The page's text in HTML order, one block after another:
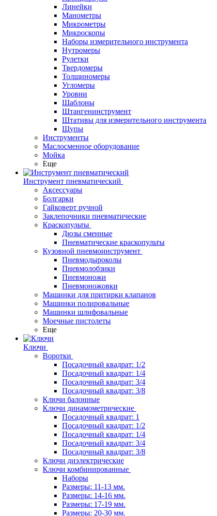
Линейки
Манометры
Микрометры
Микроскопы
Наборы измерительного инструмента
Нутромеры
Рулетки
Твердомеры
Толщиномеры
Угломеры
Уровни
Шаблоны
Штангенинструмент
Штативы для измерительного инструмента
Щупы
Инструменты
Маслосменное оборудование
Мойка
Еще
Инструмент пневматический
Аксессуары
Болгарки
Гайковерт ручной
Заклепочники пневматические
Краскопульты
Дюзы сменные
Пневматические краскопульты
Кузовной пневмоинструмент
Пневмодыроколы
Пневмолобзики
Пневмоножи
Пневмоножовки
Машинки для притирки клапанов
Машинки полировальные
Машинки шлифовальные
Моечные пистолеты
Еще
Ключи
Воротки
Посадочный квадрат: 1/2
Посадочный квадрат: 1/4
Посадочный квадрат: 3/4
Посадочный квадрат: 3/8
Ключи балонные
Ключи динамометрические
Посадочный квадрат: 1
Посадочный квадрат: 1/2
Посадочный квадрат: 1/4
Посадочный квадрат: 3/4
Посадочный квадрат: 3/8
Ключи диэлектрические
Ключи комбинированные
Наборы
Размеры: 11-13 мм.
Размеры: 14-16 мм.
Размеры: 17-19 мм.
Размеры: 20-30 мм.